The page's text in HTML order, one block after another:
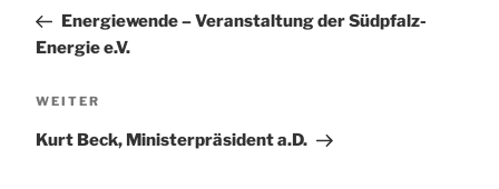
Energiewende – Veranstaltung der Südpfalz-
Energie e.V.
Nächster
WEITER
Kurt Beck, Ministerpräsident a.D.